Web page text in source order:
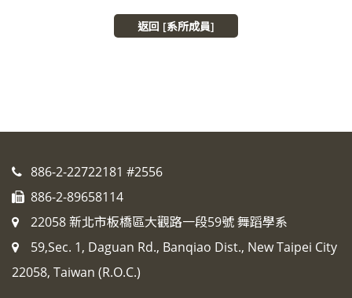
返回 [系所成員]
886-2-22722181 #2556
886-2-89658114
22058 新北市板橋區大觀路一段59號 舞蹈學系
59,Sec. 1, Daguan Rd., Banqiao Dist., New Taipei City
22058, Taiwan (R.O.C.)